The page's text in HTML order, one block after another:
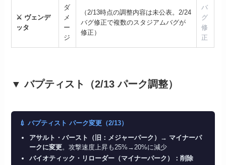
⚔️ ヴェンデ
ッタ
ダ
メ
ー
ジ
（2/13時点の調整内容は未公表。2/24
バグ修正で複数のスタジアムバグが
修正）
バ
グ
修
正
▼ バプティスト（2/13 パーク調整）
💉 バプティスト パーク変更（2/13）
アサルト・バースト（旧：メジャーパーク）→ マイナーパ
ークに変更。攻撃速度上昇も25%→20%に減少
バイオティック・リローダー（マイナーパーク）：削除